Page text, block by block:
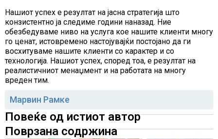
Нашиот успех е резултат на јасна стратегија што
конзистентно ја следиме години наназад. Ние
обезбедуваме ниво на услуга кое нашите клиенти многу
го ценат, истовремено настојувајќи постојано да ги
восхитуваме нашите клиенти со карактер и со
технологија. Нашиот успех, според тоа, е резултат на
реалистичниот менаџмент и на работата на многу
вреден тим.
Марвин Рамке
Повеќе од истиот автор
Поврзана содржина